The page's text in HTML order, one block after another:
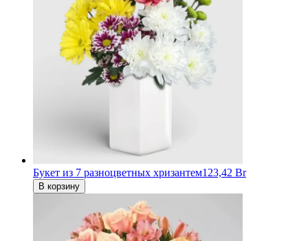
Букет из 7 разноцветных хризантем123,42 Br
В корзину